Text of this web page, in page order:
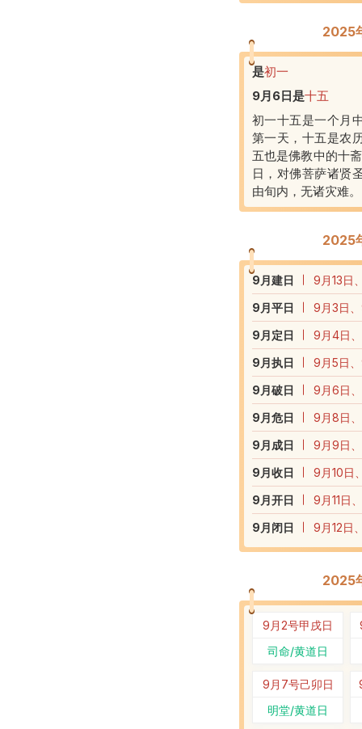
2025
是初一
9月6日是十五
初一十五是一个月
第一天，十五是农
五也是佛教中的十
日，对佛菩萨诸贤
由旬内，无诸灾难
2025
9 月建日
9月13日
9 月平日
9月3日
9 月定日
9月4日
9 月执日
9月5日
9 月破日
9月6日
9 月危日
9月8日
9 月成日
9月9日
9 月收日
9月10日
9 月开日
9月11日
9 月闭日 9月12日
2025
9月2号甲戌日
司命/黄道日
9月7号己卯日
明堂/黄道日